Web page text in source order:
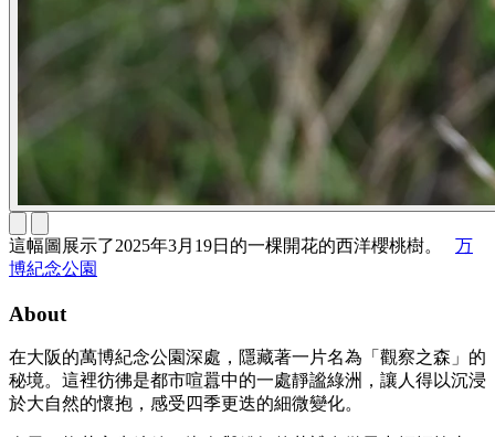
這幅圖展示了2025年3月19日的一棵開花的西洋櫻桃樹。
万
博紀念公園
About
在大阪的萬博紀念公園深處，隱藏著一片名為「觀察之森」的
秘境。這裡彷彿是都市喧囂中的一處靜謐綠洲，讓人得以沉浸
於大自然的懷抱，感受四季更迭的細微變化。